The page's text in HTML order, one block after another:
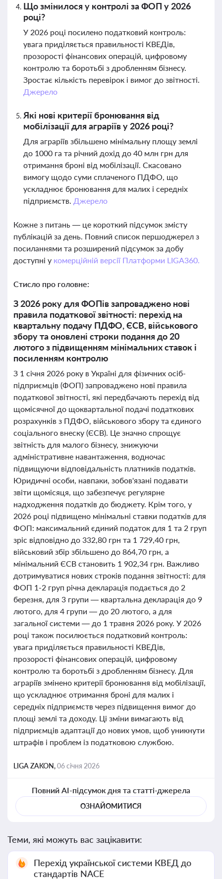
Що змінилося у контролі за ФОП у 2026
році?
У 2026 році посилено податковий контроль:
увага приділяється правильності КВЕДів,
прозорості фінансових операцій, цифровому
контролю та боротьбі з дробленням бізнесу.
Зростає кількість перевірок і вимог до звітності.
Джерело
Які нові критерії бронювання від
мобілізації для аграріїв у 2026 році?
Для аграріїв збільшено мінімальну площу землі
до 1000 га та річний дохід до 40 млн грн для
отримання броні від мобілізації. Скасовано
вимогу щодо суми сплаченого ПДФО, що
ускладнює бронювання для малих і середніх
підприємств. Джерело
Кожне з питань — це короткий підсумок змісту
публікацій за день. Повний список першоджерел з
посиланнями та розширений підсумок за добу
доступні у комерційній версії Платформи LIGA360.
Стисло про головне:
З 2026 року для ФОПів запроваджено нові
правила податкової звітності: перехід на
квартальну подачу ПДФО, ЄСВ, військового
збору та оновлені строки подання до 20
лютого з підвищенням мінімальних ставок і
посиленням контролю
З 1 січня 2026 року в Україні для фізичних осіб-
підприємців (ФОП) запроваджено нові правила
податкової звітності, які передбачають перехід від
щомісячної до щоквартальної подачі податкових
розрахунків з ПДФО, військового збору та єдиного
соціального внеску (ЄСВ). Це значно спрощує
звітність для малого бізнесу, знижуючи
адміністративне навантаження, водночас
підвищуючи відповідальність платників податків.
Юридичні особи, навпаки, зобов'язані подавати
звіти щомісяця, що забезпечує регулярне
надходження податків до бюджету. Крім того, у
2026 році підвищено мінімальні ставки податків для
ФОП: максимальний єдиний податок для 1 та 2 груп
зріс відповідно до 332,80 грн та 1 729,40 грн,
військовий збір збільшено до 864,70 грн, а
мінімальний ЄСВ становить 1 902,34 грн. Важливо
дотримуватися нових строків подання звітності: для
ФОП 1-2 груп річна декларація подається до 2
березня, для 3 групи — квартальна декларація до 9
лютого, для 4 групи — до 20 лютого, а для
загальної системи — до 1 травня 2026 року. У 2026
році також посилюється податковий контроль:
увага приділяється правильності КВЕДів,
прозорості фінансових операцій, цифровому
контролю та боротьбі з дробленням бізнесу. Для
аграріїв змінено критерії бронювання від мобілізації,
що ускладнює отримання броні для малих і
середніх підприємств через підвищення вимог до
площі землі та доходу. Ці зміни вимагають від
підприємців адаптації до нових умов, щоб уникнути
штрафів і проблем із податковою службою.
LIGA ZAKON,06 січня 2026
Повний AI-підсумок дня та статті-джерела
ОЗНАЙОМИТИСЯ
Теми, які можуть вас зацікавити:
Перехід української системи КВЕД до
стандартів NACE